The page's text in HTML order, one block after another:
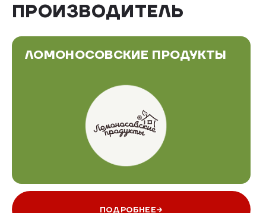
ПРОИЗВОДИТЕЛЬ
ЛОМОНОСОВСКИЕ ПРОДУКТЫ
ПОДРОБНЕЕ